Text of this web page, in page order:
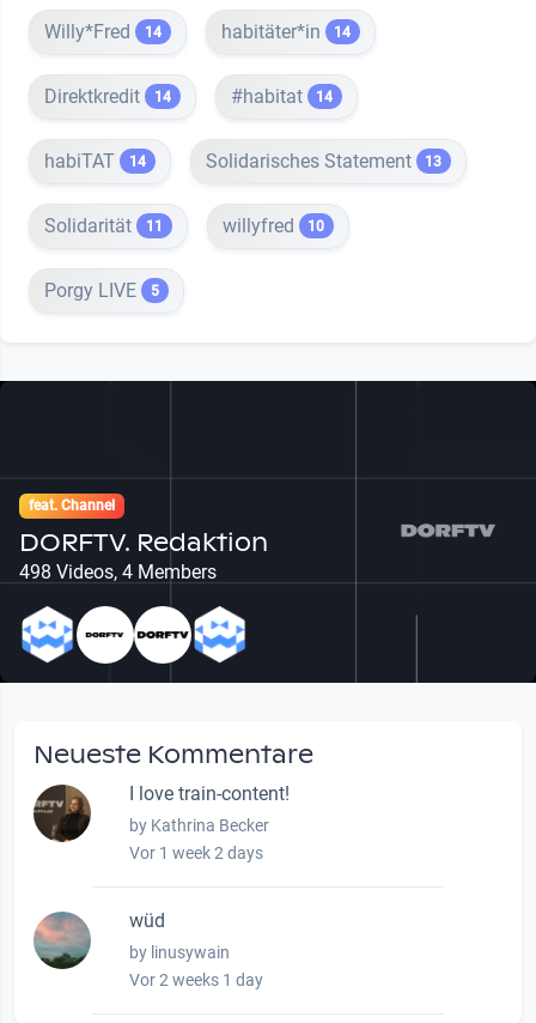
Willy*Fred 14 habitäter*in 14
Direktkredit 14 #habitat 14
habiTAT 14 Solidarisches Statement 13
Solidarität 11 willyfred 10
Porgy LIVE 5
feat. Channel
DORFTV. Redaktion
498 Videos, 4 Members
Neueste Kommentare
I love train-content!
by Kathrina Becker
Vor 1 week 2 days
wüd
by linusywain
Vor 2 weeks 1 day